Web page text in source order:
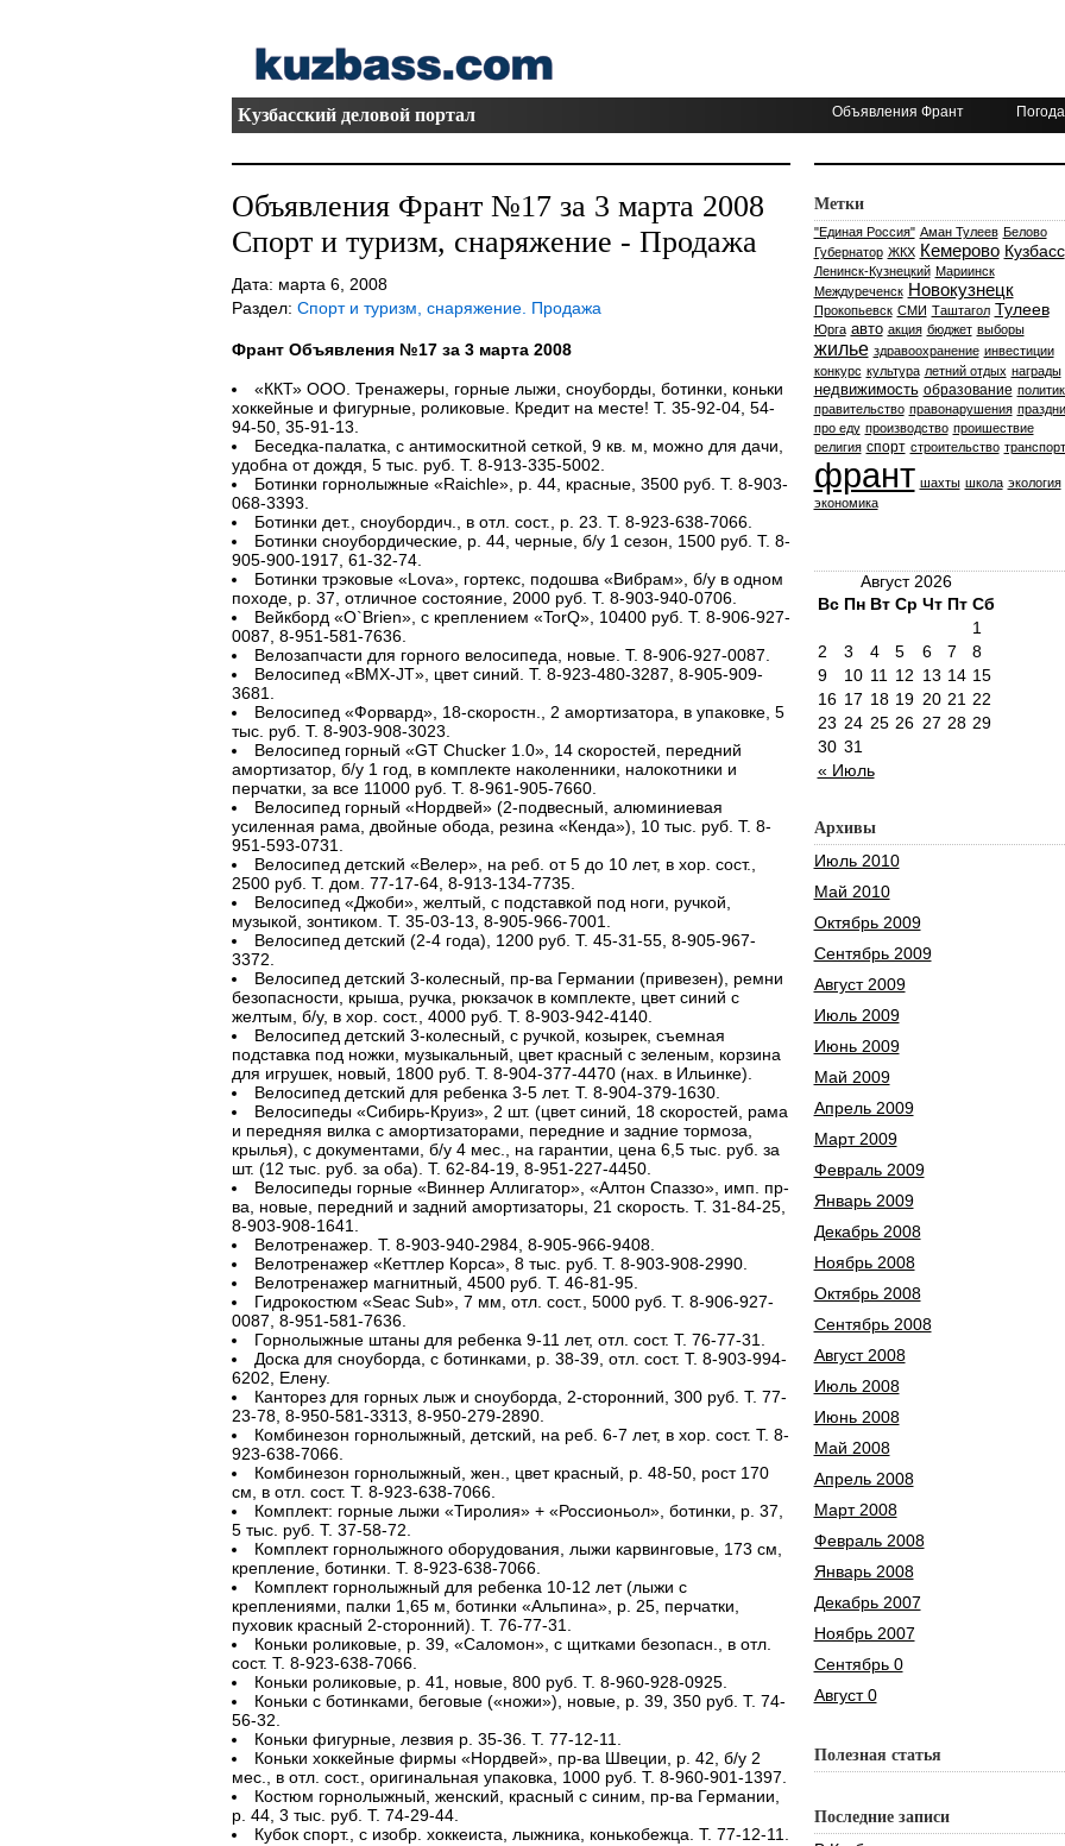
Кузбасский деловой портал Объявления Франт Погода
Объявления Франт №17 за 3 марта 2008
Спорт и туризм, снаряжение - Продажа
Дата: марта 6, 2008
Раздел: Спорт и туризм, снаряжение. Продажа
Франт Объявления №17 за 3 марта 2008
«ККТ» ООО. Тренажеры, горные лыжи, сноуборды, ботинки, коньки
хоккейные и фигурные, роликовые. Кредит на месте! Т. 35-92-04, 54-
94-50, 35-91-13.
Беседка-палатка, с антимоскитной сеткой, 9 кв. м, можно для дачи,
удобна от дождя, 5 тыс. руб. Т. 8-913-335-5002.
Ботинки горнолыжные «Raichle», р. 44, красные, 3500 руб. Т. 8-903-
068-3393.
Ботинки дет., сноубордич., в отл. сост., р. 23. Т. 8-923-638-7066.
Ботинки сноубордические, р. 44, черные, б/у 1 сезон, 1500 руб. Т. 8-
905-900-1917, 61-32-74.
Ботинки трэковые «Lova», гортекс, подошва «Вибрам», б/у в одном
походе, р. 37, отличное состояние, 2000 руб. Т. 8-903-940-0706.
Вейкборд «O`Brien», с креплением «TorQ», 10400 руб. Т. 8-906-927-
0087, 8-951-581-7636.
Велозапчасти для горного велосипеда, новые. Т. 8-906-927-0087.
Велосипед «BMX-JT», цвет синий. Т. 8-923-480-3287, 8-905-909-
3681.
Велосипед «Форвард», 18-скоростн., 2 амортизатора, в упаковке, 5
тыс. руб. Т. 8-903-908-3023.
Велосипед горный «GT Chucker 1.0», 14 скоростей, передний
амортизатор, б/у 1 год, в комплекте наколенники, налокотники и
перчатки, за все 11000 руб. Т. 8-961-905-7660.
Велосипед горный «Нордвей» (2-подвесный, алюминиевая
усиленная рама, двойные обода, резина «Кенда»), 10 тыс. руб. Т. 8-
951-593-0731.
Велосипед детский «Велер», на реб. от 5 до 10 лет, в хор. сост.,
2500 руб. Т. дом. 77-17-64, 8-913-134-7735.
Велосипед «Джоби», желтый, с подставкой под ноги, ручкой,
музыкой, зонтиком. Т. 35-03-13, 8-905-966-7001.
Велосипед детский (2-4 года), 1200 руб. Т. 45-31-55, 8-905-967-
3372.
Велосипед детский 3-колесный, пр-ва Германии (привезен), ремни
безопасности, крыша, ручка, рюкзачок в комплекте, цвет синий с
желтым, б/у, в хор. сост., 4000 руб. Т. 8-903-942-4140.
Велосипед детский 3-колесный, с ручкой, козырек, съемная
подставка под ножки, музыкальный, цвет красный с зеленым, корзина
для игрушек, новый, 1800 руб. Т. 8-904-377-4470 (нах. в Ильинке).
Велосипед детский для ребенка 3-5 лет. Т. 8-904-379-1630.
Велосипеды «Сибирь-Круиз», 2 шт. (цвет синий, 18 скоростей, рама
и передняя вилка с амортизаторами, передние и задние тормоза,
крылья), с документами, б/у 4 мес., на гарантии, цена 6,5 тыс. руб. за
шт. (12 тыс. руб. за оба). Т. 62-84-19, 8-951-227-4450.
Велосипеды горные «Виннер Аллигатор», «Алтон Спаззо», имп. пр-
ва, новые, передний и задний амортизаторы, 21 скорость. Т. 31-84-25,
8-903-908-1641.
Велотренажер. Т. 8-903-940-2984, 8-905-966-9408.
Велотренажер «Кеттлер Корса», 8 тыс. руб. Т. 8-903-908-2990.
Велотренажер магнитный, 4500 руб. Т. 46-81-95.
Гидрокостюм «Seac Sub», 7 мм, отл. сост., 5000 руб. Т. 8-906-927-
0087, 8-951-581-7636.
Горнолыжные штаны для ребенка 9-11 лет, отл. сост. Т. 76-77-31.
Доска для сноуборда, с ботинками, р. 38-39, отл. сост. Т. 8-903-994-
6202, Елену.
Канторез для горных лыж и сноуборда, 2-сторонний, 300 руб. Т. 77-
23-78, 8-950-581-3313, 8-950-279-2890.
Комбинезон горнолыжный, детский, на реб. 6-7 лет, в хор. сост. Т. 8-
923-638-7066.
Комбинезон горнолыжный, жен., цвет красный, р. 48-50, рост 170
см, в отл. сост. Т. 8-923-638-7066.
Комплект: горные лыжи «Тиролия» + «Россионьол», ботинки, р. 37,
5 тыс. руб. Т. 37-58-72.
Комплект горнолыжного оборудования, лыжи карвинговые, 173 см,
крепление, ботинки. Т. 8-923-638-7066.
Комплект горнолыжный для ребенка 10-12 лет (лыжи с
креплениями, палки 1,65 м, ботинки «Альпина», р. 25, перчатки,
пуховик красный 2-сторонний). Т. 76-77-31.
Коньки роликовые, р. 39, «Саломон», с щитками безопасн., в отл.
сост. Т. 8-923-638-7066.
Коньки роликовые, р. 41, новые, 800 руб. Т. 8-960-928-0925.
Коньки с ботинками, беговые («ножи»), новые, р. 39, 350 руб. Т. 74-
56-32.
Коньки фигурные, лезвия р. 35-36. Т. 77-12-11.
Коньки хоккейные фирмы «Нордвей», пр-ва Швеции, р. 42, б/у 2
мес., в отл. сост., оригинальная упаковка, 1000 руб. Т. 8-960-901-1397.
Костюм горнолыжный, женский, красный с синим, пр-ва Германии,
р. 44, 3 тыс. руб. Т. 74-29-44.
Кубок спорт., с изобр. хоккеиста, лыжника, конькобежца. Т. 77-12-11.
Метки
"Единая Россия" Аман Тулеев Белово
Губернатор ЖКХ Кемерово Кузбасс
Ленинск-Кузнецкий Мариинск
Междуреченск Новокузнецк
Прокопьевск СМИ Таштагол Тулеев
Юрга авто акция бюджет выборы
жилье здравоохранение инвестиции
конкурс культура летний отдых награды
недвижимость образование
правительство правонарушения
про еду производство проишествие
религия спорт строительство транспорт
франт шахты школа экология
экономика
Август 2026
Вс Пн Вт Ср Чт Пт Сб
« Июль
1
2
3 4 5 6 7
8
9
10 11 12 13 14 15
16 17 18 19 20 21 22
23 24 25 26 27 28 29
30 31
Архивы
Июль 2010
Май 2010
Октябрь 2009
Сентябрь 2009
Август 2009
Июль 2009
Июнь 2009
Май 2009
Апрель 2009
Март 2009
Февраль 2009
Январь 2009
Декабрь 2008
Ноябрь 2008
Октябрь 2008
Сентябрь 2008
Август 2008
Июль 2008
Июнь 2008
Май 2008
Апрель 2008
Март 2008
Февраль 2008
Январь 2008
Декабрь 2007
Ноябрь 2007
Сентябрь 0
Август 0
Полезная статья
Последние записи